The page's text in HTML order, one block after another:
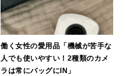
働く女性の愛用品「機械が苦手な
人でも使いやすい！2種類のカメ
ラは常にバッグにIN」